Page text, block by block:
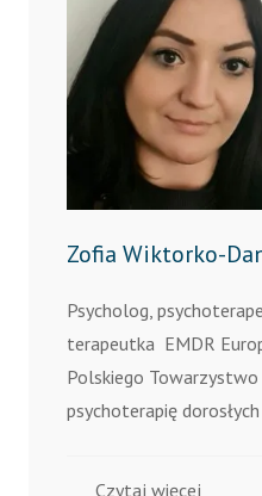
Zofia Wiktorko-
Psycholog,
terapeutka EMDR
Polskiego Towarzystwo
psychoterapię
Czytaj więcej